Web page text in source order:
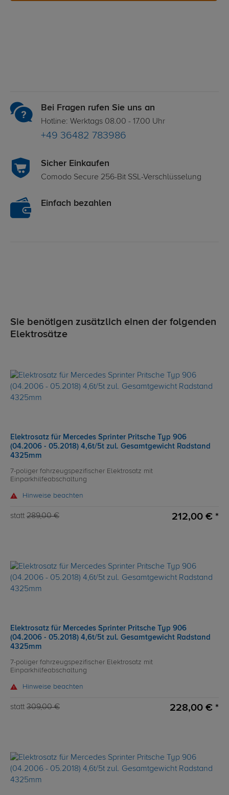
Bei Fragen rufen Sie uns an
Hotline: Werktags 08.00 - 17.00 Uhr
+49 36482 783986
Sicher Einkaufen
Comodo Secure 256-Bit SSL-Verschlüsselung
Einfach bezahlen
Sie benötigen zusätzlich einen der folgenden
Elektrosätze
Elektrosatz für Mercedes Sprinter Pritsche Typ 906
(04.2006 - 05.2018) 4,6t/5t zul. Gesamtgewicht Radstand
4325mm
7-poliger fahrzeugspezifischer Elektrosatz mit
Einparkhilfeabschaltung
Hinweise beachten
statt 289,00 € 212,00 € *
Elektrosatz für Mercedes Sprinter Pritsche Typ 906
(04.2006 - 05.2018) 4,6t/5t zul. Gesamtgewicht Radstand
4325mm
7-poliger fahrzeugspezifischer Elektrosatz mit
Einparkhilfeabschaltung
Hinweise beachten
statt 309,00 € 228,00 € *